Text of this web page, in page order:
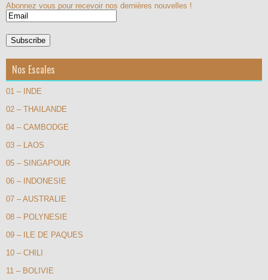
Abonnez vous pour recevoir nos dernières nouvelles !
Nos Escales
01 – INDE
02 – THAILANDE
04 – CAMBODGE
03 – LAOS
05 – SINGAPOUR
06 – INDONESIE
07 – AUSTRALIE
08 – POLYNESIE
09 – ILE DE PAQUES
10 – CHILI
11 – BOLIVIE